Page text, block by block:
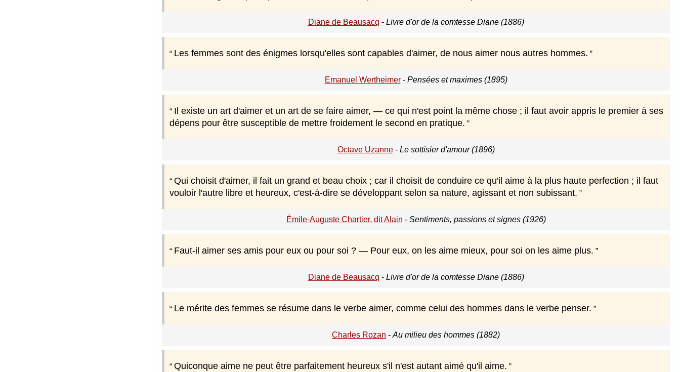
Diane de Beausacq - Livre d'or de la comtesse Diane (1886)
Les femmes sont des énigmes lorsqu'elles sont capables d'aimer, de nous aimer nous autres hommes.
Emanuel Wertheimer- Pensées et maximes (1895)
Il existe un art d'aimer et un art de se faire aimer, — ce qui n'est point la même chose ; il faut avoir appris le premier à ses
dépens pour être susceptible de mettre froidement le second en pratique.
Octave Uzanne- Le sottisier d'amour (1896)
Qui choisit d'aimer, il fait un grand et beau choix ; car il choisit de conduire ce qu'il aime à la plus haute perfection ; il faut
vouloir l'autre libre et heureux, c'est-à-dire se développant selon sa nature, agissant et non subissant.
Émile-Auguste Chartier, dit Alain - Sentiments, passions et signes (1926)
Faut-il aimer ses amis pour eux ou pour soi ? — Pour eux, on les aime mieux, pour soi on les aime plus.
Diane de Beausacq - Livre d'or de la comtesse Diane (1886)
Le mérite des femmes se résume dans le verbe aimer, comme celui des hommes dans le verbe penser.
Charles Rozan - Au milieu des hommes (1882)
Quiconque aime ne peut être parfaitement heureux s'il n'est autant aimé qu'il aime.